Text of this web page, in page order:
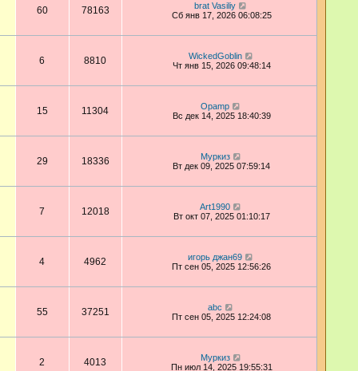
60 78163
brat Vasiliy
Сб янв 17, 2026 06:08:25
6 8810
WickedGoblin
Чт янв 15, 2026 09:48:14
15 11304
Opamp
Вс дек 14, 2025 18:40:39
29 18336
Муркиз
Вт дек 09, 2025 07:59:14
7 12018
Art1990
Вт окт 07, 2025 01:10:17
4 4962
игорь джан69
Пт сен 05, 2025 12:56:26
55 37251
abc
Пт сен 05, 2025 12:24:08
2 4013
Муркиз
Пн июл 14, 2025 19:55:31